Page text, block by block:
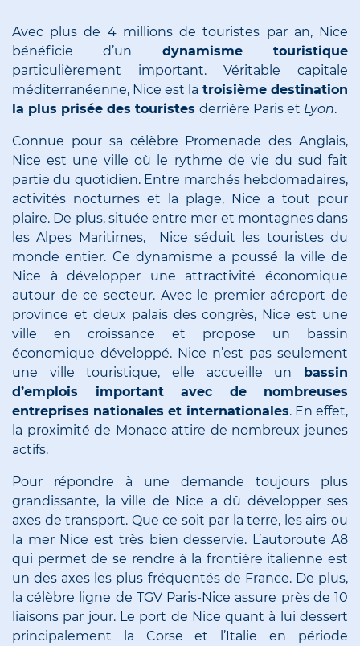
Avec plus de 4 millions de touristes par an, Nice
bénéficie d’un dynamisme touristique
particulièrement important. Véritable capitale
méditerranéenne, Nice est la troisième destination
la plus prisée des touristes derrière Paris et Lyon.
Connue pour sa célèbre Promenade des Anglais,
Nice est une ville où le rythme de vie du sud fait
partie du quotidien. Entre marchés hebdomadaires,
activités nocturnes et la plage, Nice a tout pour
plaire. De plus, située entre mer et montagnes dans
les Alpes Maritimes, Nice séduit les touristes du
monde entier. Ce dynamisme a poussé la ville de
Nice à développer une attractivité économique
autour de ce secteur. Avec le premier aéroport de
province et deux palais des congrès, Nice est une
ville en croissance et propose un bassin
économique développé. Nice n’est pas seulement
une ville touristique, elle accueille un bassin
d’emplois important avec de nombreuses
entreprises nationales et internationales. En effet,
la proximité de Monaco attire de nombreux jeunes
actifs.
Pour répondre à une demande toujours plus
grandissante, la ville de Nice a dû développer ses
axes de transport. Que ce soit par la terre, les airs ou
la mer Nice est très bien desservie. L’autoroute A8
qui permet de se rendre à la frontière italienne est
un des axes les plus fréquentés de France. De plus,
la célèbre ligne de TGV Paris-Nice assure près de 10
liaisons par jour. Le port de Nice quant à lui dessert
principalement la Corse et l’Italie en période